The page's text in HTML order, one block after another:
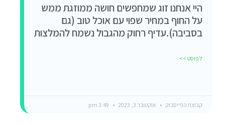
היי אנחנו זוג שמחפשים חושה ממוזגת ממש
על החוף במחיר שפוי עם אוכל טוב (גם
בסביבה).עדיף רחוק מהגבול נשמח להמלצות
לפוסט >>
קבוצת הפייסבוק אוקטובר 3, 2023